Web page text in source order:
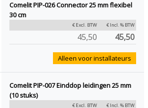
Comelit PIP-026 Connector 25 mm flexibel
30 cm
€ Excl. BTW € Incl. % BTW
45,50 45,50
Alleen voor installateurs
Comelit PIP-007 Einddop leidingen 25 mm
(10 stuks)
€ Excl. BTW € Incl. % BTW